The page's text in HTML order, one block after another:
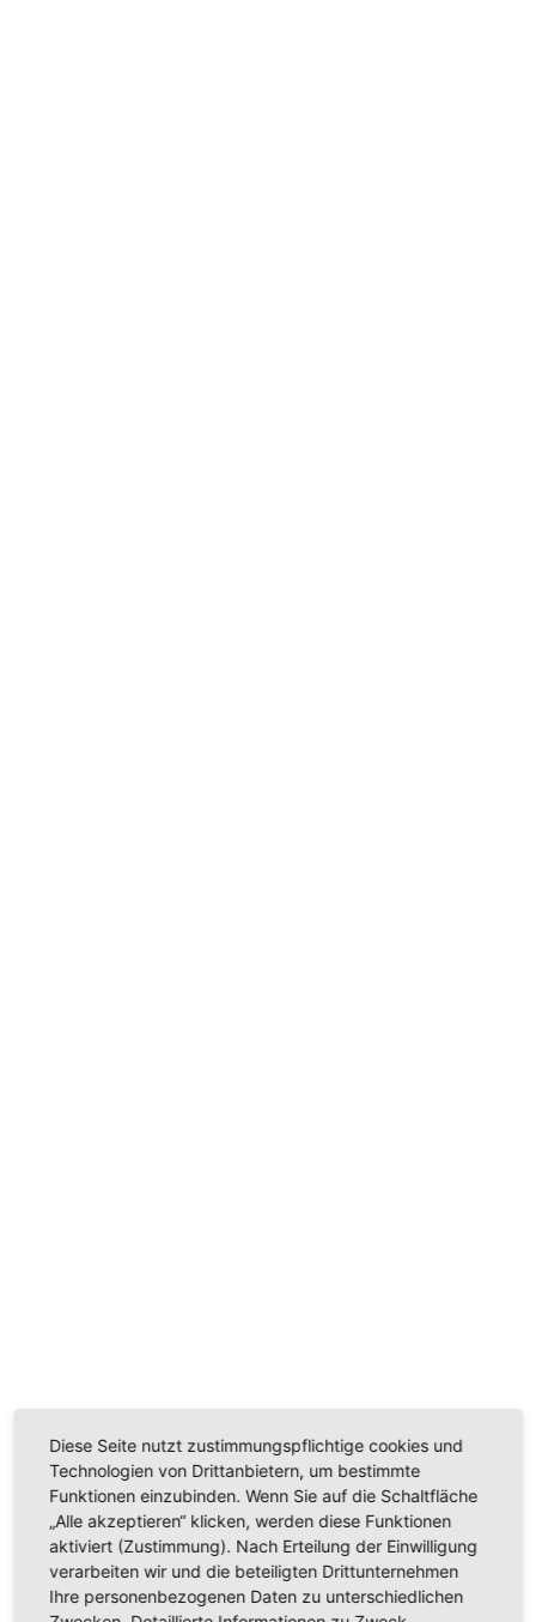
Diese Seite nutzt zustimmungspflichtige cookies und
Technologien von Drittanbietern, um bestimmte
Funktionen einzubinden. Wenn Sie auf die Schaltfläche
„Alle akzeptieren“ klicken, werden diese Funktionen
aktiviert (Zustimmung). Nach Erteilung der Einwilligung
verarbeiten wir und die beteiligten Drittunternehmen
Ihre personenbezogenen Daten zu unterschiedlichen